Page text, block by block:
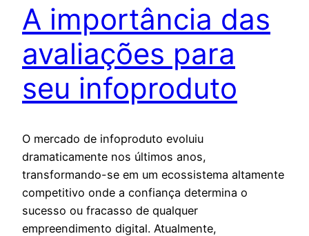
A importância das
avaliações para
seu infoproduto
O mercado de infoproduto evoluiu
dramaticamente nos últimos anos,
transformando-se em um ecossistema altamente
competitivo onde a confiança determina o
sucesso ou fracasso de qualquer
empreendimento digital. Atualmente,